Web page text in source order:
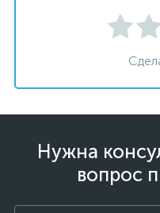
Нужна
вопрос